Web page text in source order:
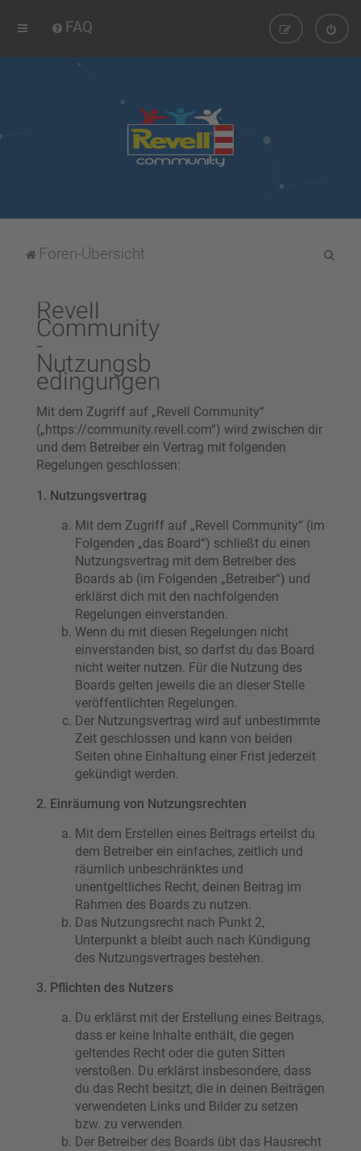
FAQ
Foren-Übersicht
Revell
Community
-
Nutzungsb
edingungen
Mit dem Zugriff auf „Revell Community“
(„https://community.revell.com“) wird zwischen dir
und dem Betreiber ein Vertrag mit folgenden
Regelungen geschlossen:
1. Nutzungsvertrag
Mit dem Zugriff auf „Revell Community“ (im
Folgenden „das Board“) schließt du einen
Nutzungsvertrag mit dem Betreiber des
Boards ab (im Folgenden „Betreiber“) und
erklärst dich mit den nachfolgenden
Regelungen einverstanden.
Wenn du mit diesen Regelungen nicht
einverstanden bist, so darfst du das Board
nicht weiter nutzen. Für die Nutzung des
Boards gelten jeweils die an dieser Stelle
veröffentlichten Regelungen.
Der Nutzungsvertrag wird auf unbestimmte
Zeit geschlossen und kann von beiden
Seiten ohne Einhaltung einer Frist jederzeit
gekündigt werden.
2. Einräumung von Nutzungsrechten
Mit dem Erstellen eines Beitrags erteilst du
dem Betreiber ein einfaches, zeitlich und
räumlich unbeschränktes und
unentgeltliches Recht, deinen Beitrag im
Rahmen des Boards zu nutzen.
Das Nutzungsrecht nach Punkt 2,
Unterpunkt a bleibt auch nach Kündigung
des Nutzungsvertrages bestehen.
3. Pflichten des Nutzers
Du erklärst mit der Erstellung eines Beitrags,
dass er keine Inhalte enthält, die gegen
geltendes Recht oder die guten Sitten
verstoßen. Du erklärst insbesondere, dass
du das Recht besitzt, die in deinen Beiträgen
verwendeten Links und Bilder zu setzen
bzw. zu verwenden.
Der Betreiber des Boards übt das Hausrecht